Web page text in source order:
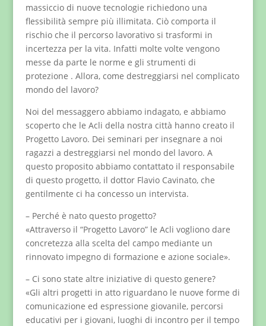
massiccio di nuove tecnologie richiedono una
flessibilità sempre più illimitata. Ciò comporta il
rischio che il percorso lavorativo si trasformi in
incertezza per la vita. Infatti molte volte vengono
messe da parte le norme e gli strumenti di
protezione . Allora, come destreggiarsi nel complicato
mondo del lavoro?
Noi del messaggero abbiamo indagato, e abbiamo
scoperto che le Acli della nostra città hanno creato il
Progetto Lavoro. Dei seminari per insegnare a noi
ragazzi a destreggiarsi nel mondo del lavoro. A
questo proposito abbiamo contattato il responsabile
di questo progetto, il dottor Flavio Cavinato, che
gentilmente ci ha concesso un intervista.
– Perché è nato questo progetto?
«Attraverso il “Progetto Lavoro” le Acli vogliono dare
concretezza alla scelta del campo mediante un
rinnovato impegno di formazione e azione sociale».
– Ci sono state altre iniziative di questo genere?
«Gli altri progetti in atto riguardano le nuove forme di
comunicazione ed espressione giovanile, percorsi
educativi per i giovani, luoghi di incontro per il tempo